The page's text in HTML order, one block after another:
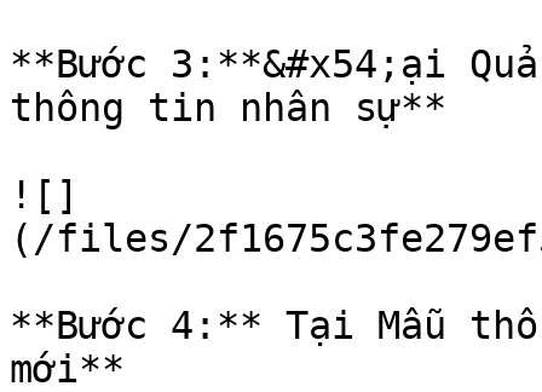
**Bước 3:**&#x54;ại
thông tin nhân sự**
![]
(/files/
**Bước 4:** Tại Mẫu
mới**